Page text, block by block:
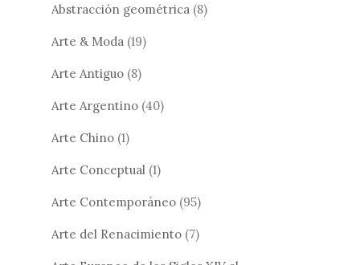
Abstracción geométrica (8)
Arte & Moda (19)
Arte Antiguo (8)
Arte Argentino (40)
Arte Chino (1)
Arte Conceptual (1)
Arte Contemporáneo (95)
Arte del Renacimiento (7)